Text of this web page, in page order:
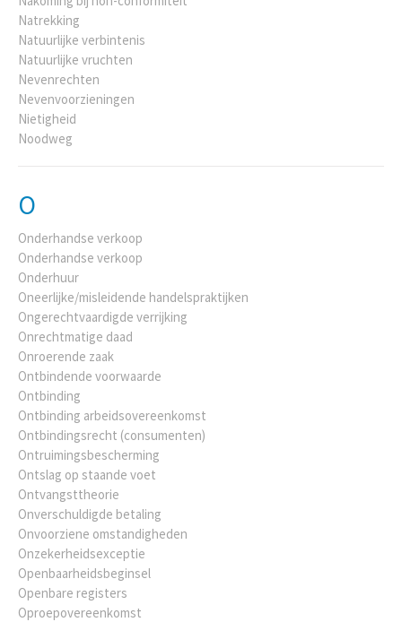
Natrekking
Natuurlijke verbintenis
Natuurlijke vruchten
Nevenrechten
Nevenvoorzieningen
Nietigheid
Noodweg
O
Onderhandse verkoop
Onderhandse verkoop
Onderhuur
Oneerlijke/misleidende handelspraktijken
Ongerechtvaardigde verrijking
Onrechtmatige daad
Onroerende zaak
Ontbindende voorwaarde
Ontbinding
Ontbinding arbeidsovereenkomst
Ontbindingsrecht (consumenten)
Ontruimingsbescherming
Ontslag op staande voet
Ontvangsttheorie
Onverschuldigde betaling
Onvoorziene omstandigheden
Onzekerheidsexceptie
Openbaarheidsbeginsel
Openbare registers
Oproepovereenkomst